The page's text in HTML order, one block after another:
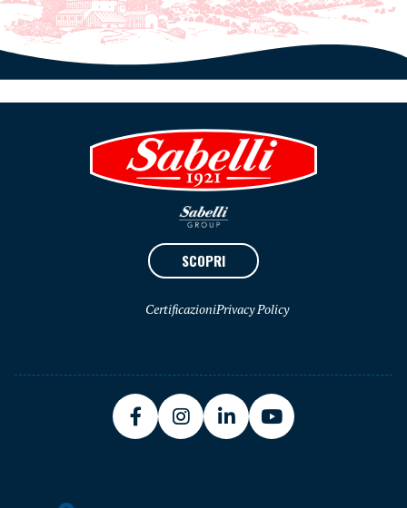
SCOPRI
CertificazioniPrivacy Policy